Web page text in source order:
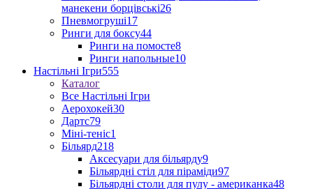
манекени борцівські26
Пневмогруші17
Ринги для боксу44
Ринги на помосте8
Ринги напольные10
Настільні Ігри555
Каталог
Все Настільні Ігри
Аерохокей30
Дартс79
Міні-теніс1
Більярд218
Аксесуари для більярду9
Більярдні стіл для піраміди97
Більярдні столи для пулу - американка48